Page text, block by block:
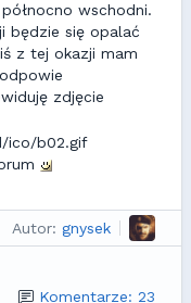
wschodni.
będzie się opalać
z tej okazji mam
zdjęcie
Autor: gnysek
Komentarze: 23